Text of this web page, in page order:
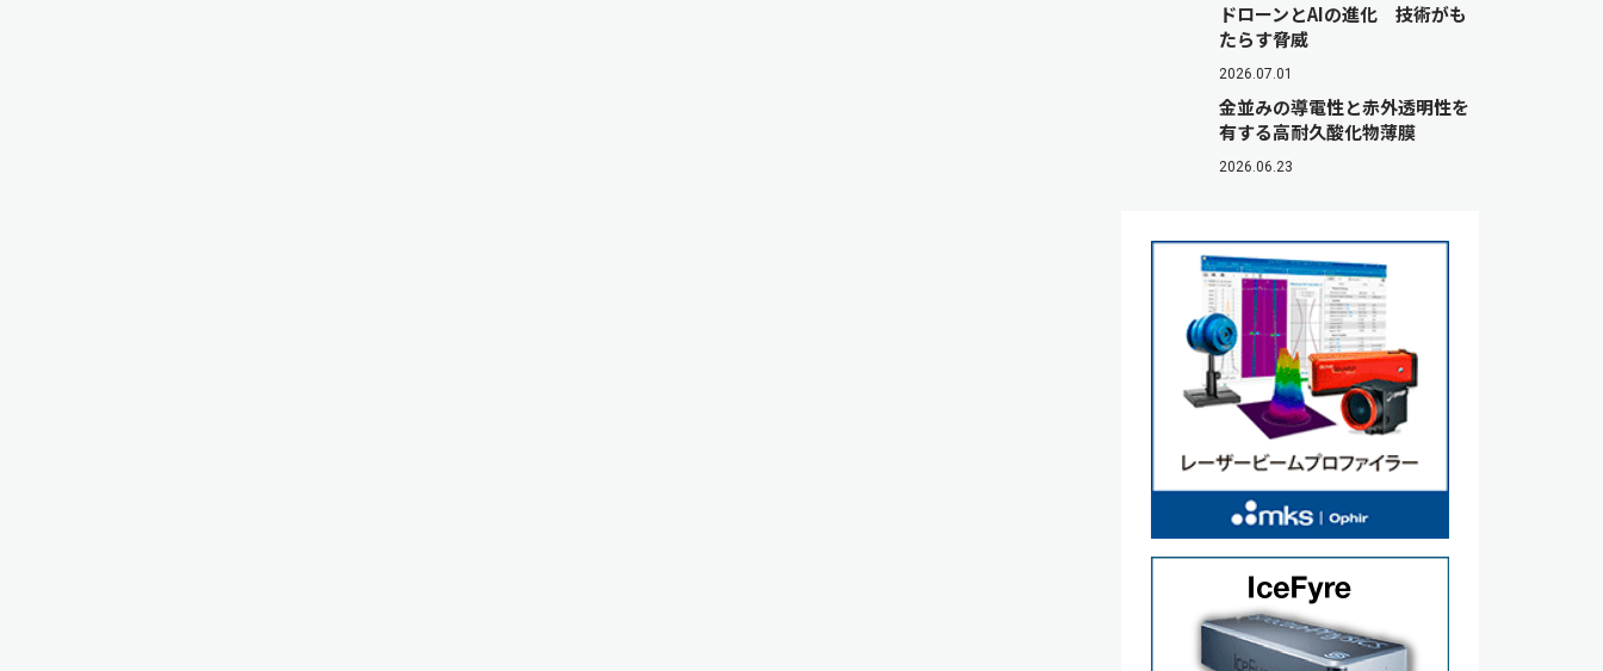
ドローンとAIの進化 技術がも
たらす脅威
2026.07.01
金並みの導電性と赤外透明性を
有する高耐久酸化物薄膜
2026.06.23